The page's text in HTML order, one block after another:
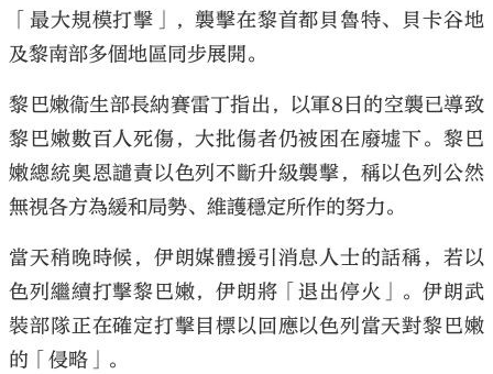
「最大規模打擊」，襲擊在黎首都貝魯特、貝卡谷地
及黎南部多個地區同步展開。
黎巴嫩衞生部長納賽雷丁指出，以軍8日的空襲已導致
黎巴嫩數百人死傷，大批傷者仍被困在廢墟下。黎巴
嫩總統奧恩譴責以色列不斷升級襲擊，稱以色列公然
無視各方為緩和局勢、維護穩定所作的努力。
當天稍晚時候，伊朗媒體援引消息人士的話稱，若以
色列繼續打擊黎巴嫩，伊朗將「退出停火」。伊朗武
裝部隊正在確定打擊目標以回應以色列當天對黎巴嫩
的「侵略」。